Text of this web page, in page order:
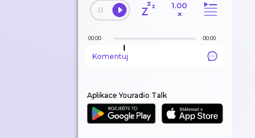
1.00
×
00:00 00:00
Komentuj
Aplikace Youradio Talk